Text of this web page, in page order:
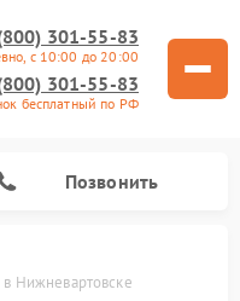
301-55-83
с 10:00 до 20:00
301-55-83
бесплатный по РФ
Позвонить
Нижневартовске